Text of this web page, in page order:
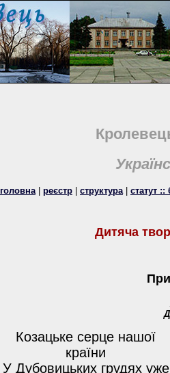
головна реєстр структура статут
Дитяча
Козацьке серце нашої
країни
У Дубовицьких грудях уже